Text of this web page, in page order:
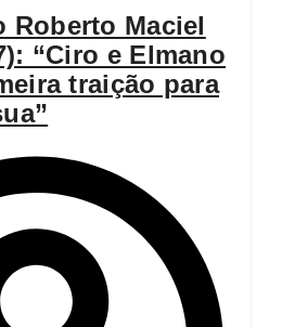
Roberto Maciel
“Ciro e Elmano
traição para